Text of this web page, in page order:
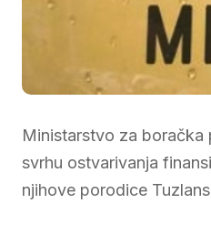
Ministarstvo za boračka
svrhu ostvarivanja
njihove porodice